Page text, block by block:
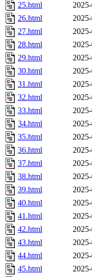
25.html
26.html
27.html
28.html
29.html
30.html
31.html
32.html
33.html
34.html
35.html
36.html
37.html
38.html
39.html
40.html
41.html
42.html
43.html
44.html
45.html